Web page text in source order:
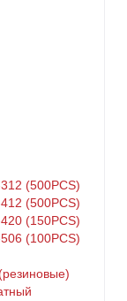
(500PCS)
(500PCS)
(150PCS)
(100PCS)